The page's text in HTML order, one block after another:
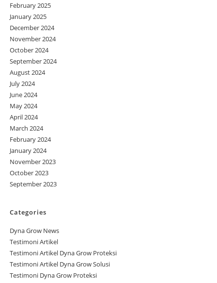
February 2025
January 2025
December 2024
November 2024
October 2024
September 2024
August 2024
July 2024
June 2024
May 2024
April 2024
March 2024
February 2024
January 2024
November 2023
October 2023
September 2023
Categories
Dyna Grow News
Testimoni Artikel
Testimoni Artikel Dyna Grow Proteksi
Testimoni Artikel Dyna Grow Solusi
Testimoni Dyna Grow Proteksi